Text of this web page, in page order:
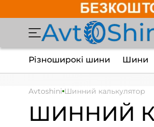
Різноширокі шини Шини
Avtoshini Шинний калькулятор
ШИННИЙ